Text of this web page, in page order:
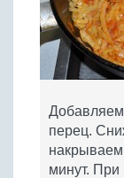
Добавляем
перец.
минут. При